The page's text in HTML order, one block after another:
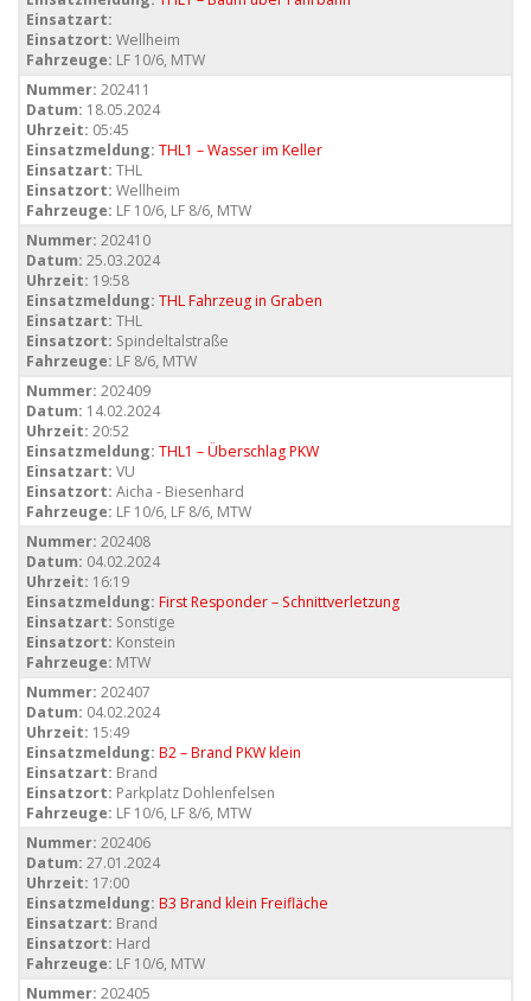
Einsatzart:
Einsatzort: Wellheim
Fahrzeuge: LF 10/6, MTW
Nummer: 202411
Datum: 18.05.2024
Uhrzeit: 05:45
Einsatzmeldung: THL1 – Wasser im Keller
Einsatzart: THL
Einsatzort: Wellheim
Fahrzeuge: LF 10/6, LF 8/6, MTW
Nummer: 202410
Datum: 25.03.2024
Uhrzeit: 19:58
Einsatzmeldung: THL Fahrzeug in Graben
Einsatzart: THL
Einsatzort: Spindeltalstraße
Fahrzeuge: LF 8/6, MTW
Nummer: 202409
Datum: 14.02.2024
Uhrzeit: 20:52
Einsatzmeldung: THL1 – Überschlag PKW
Einsatzart: VU
Einsatzort: Aicha - Biesenhard
Fahrzeuge: LF 10/6, LF 8/6, MTW
Nummer: 202408
Datum: 04.02.2024
Uhrzeit: 16:19
Einsatzmeldung: First Responder – Schnittverletzung
Einsatzart: Sonstige
Einsatzort: Konstein
Fahrzeuge: MTW
Nummer: 202407
Datum: 04.02.2024
Uhrzeit: 15:49
Einsatzmeldung: B2 – Brand PKW klein
Einsatzart: Brand
Einsatzort: Parkplatz Dohlenfelsen
Fahrzeuge: LF 10/6, LF 8/6, MTW
Nummer: 202406
Datum: 27.01.2024
Uhrzeit: 17:00
Einsatzmeldung: B3 Brand klein Freifläche
Einsatzart: Brand
Einsatzort: Hard
Fahrzeuge: LF 10/6, MTW
Nummer: 202405